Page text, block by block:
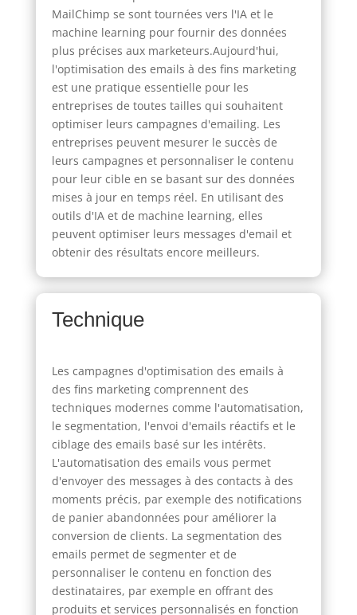
MailChimp se sont tournées vers l'IA et le
machine learning pour fournir des données
plus précises aux marketeurs.Aujourd'hui,
l'optimisation des emails à des fins marketing
est une pratique essentielle pour les
entreprises de toutes tailles qui souhaitent
optimiser leurs campagnes d'emailing. Les
entreprises peuvent mesurer le succès de
leurs campagnes et personnaliser le contenu
pour leur cible en se basant sur des données
mises à jour en temps réel. En utilisant des
outils d'IA et de machine learning, elles
peuvent optimiser leurs messages d'email et
obtenir des résultats encore meilleurs.
Technique
Les campagnes d'optimisation des emails à
des fins marketing comprennent des
techniques modernes comme l'automatisation,
le segmentation, l'envoi d'emails réactifs et le
ciblage des emails basé sur les intérêts.
L'automatisation des emails vous permet
d'envoyer des messages à des contacts à des
moments précis, par exemple des notifications
de panier abandonnées pour améliorer la
conversion de clients. La segmentation des
emails permet de segmenter et de
personnaliser le contenu en fonction des
destinataires, par exemple en offrant des
produits et services personnalisés en fonction